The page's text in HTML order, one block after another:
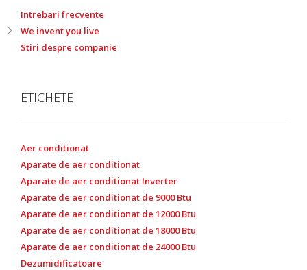
Intrebari frecvente
We invent you live
Stiri despre companie
ETICHETE
Aer conditionat
Aparate de aer conditionat
Aparate de aer conditionat Inverter
Aparate de aer conditionat de 9000 Btu
Aparate de aer conditionat de 12000 Btu
Aparate de aer conditionat de 18000 Btu
Aparate de aer conditionat de 24000 Btu
Dezumidificatoare